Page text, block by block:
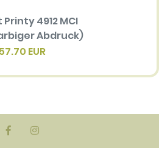
4912 MCI
Abdruck)
57.70 EUR